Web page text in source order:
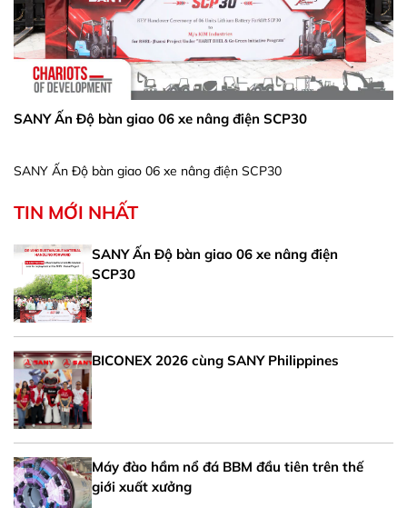
SANY Ấn Độ bàn giao 06 xe nâng điện SCP30
SANY Ấn Độ bàn giao 06 xe nâng điện SCP30
TIN MỚI NHẤT
SANY Ấn Độ bàn giao 06 xe nâng điện
SCP30
BICONEX 2026 cùng SANY Philippines
Máy đào hầm nổ đá BBM đầu tiên trên thế
giới xuất xưởng